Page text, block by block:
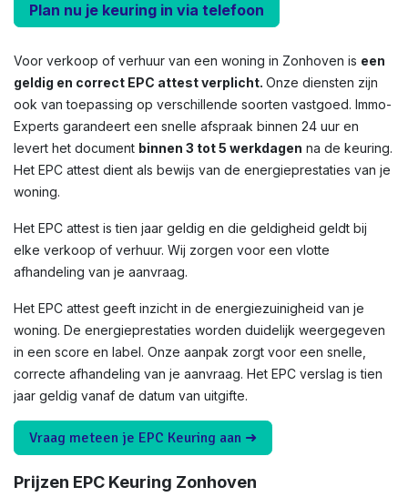
Plan nu je keuring in via telefoon
Voor verkoop of verhuur van een woning in Zonhoven is een
geldig en correct EPC attest verplicht. Onze diensten zijn
ook van toepassing op verschillende soorten vastgoed. Immo-
Experts garandeert een snelle afspraak binnen 24 uur en
levert het document binnen 3 tot 5 werkdagen na de keuring.
Het EPC attest dient als bewijs van de energieprestaties van je
woning.
Het EPC attest is tien jaar geldig en die geldigheid geldt bij
elke verkoop of verhuur. Wij zorgen voor een vlotte
afhandeling van je aanvraag.
Het EPC attest geeft inzicht in de energiezuinigheid van je
woning. De energieprestaties worden duidelijk weergegeven
in een score en label. Onze aanpak zorgt voor een snelle,
correcte afhandeling van je aanvraag. Het EPC verslag is tien
jaar geldig vanaf de datum van uitgifte.
Vraag meteen je EPC Keuring aan ➜
Prijzen EPC Keuring Zonhoven